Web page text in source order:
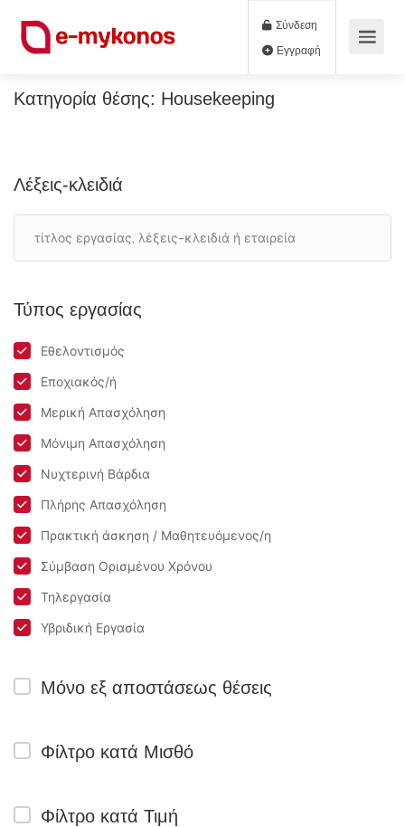
Σύνδεση
Κατηγορία θέσης: Housekeeping
Λέξεις-κλειδιά
Τύπος εργασίας
Εθελοντισμός
Εποχιακός/ή
Μερική Απασχόληση
Μόνιμη Απασχόληση
Νυχτερινή Βάρδια
Πλήρης Απασχόληση
Πρακτική άσκηση / Μαθητευόμενος/η
Σύμβαση Ορισμένου Χρόνου
Τηλεργασία
Υβριδική Εργασία
Μόνο εξ αποστάσεως θέσεις
Φίλτρο κατά Μισθό
Φίλτρο κατά Τιμή